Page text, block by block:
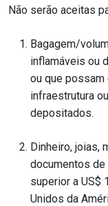
Não serão aceitas
Bagagem/
inflamáveis ou
ou que possam
infraestrutura
depositados.
Dinheiro, joias,
documentos
superior a US$
Unidos da